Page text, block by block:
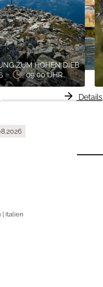
arrow_forward Details
">
ZUM HOHEN DIEB
09:00 UHR
| Italien